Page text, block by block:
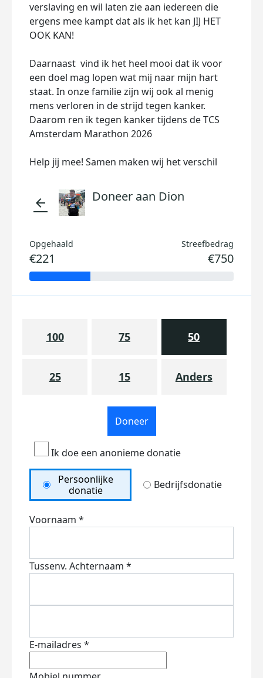
verslaving en wil laten zie aan iedereen die
ergens mee kampt dat als ik het kan JIJ HET
OOK KAN!
Daarnaast vind ik het heel mooi dat ik voor
een doel mag lopen wat mij naar mijn hart
staat. In onze familie zijn wij ook al menig
mens verloren in de strijd tegen kanker.
Daarom ren ik tegen kanker tijdens de TCS
Amsterdam Marathon 2026
Help jij mee! Samen maken wij het verschil
arrow_back Doneer aan Dion
Opgehaald
€221
Streefbedrag
€750
100 75 50
25 15 Anders
Doneer
Ik doe een anonieme donatie
Persoonlijke
donatie
Bedrijfsdonatie
Voornaam *
Tussenv. Achternaam *
E-mailadres *